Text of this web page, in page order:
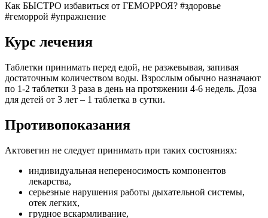
Как БЫСТРО избавиться от ГЕМОРРОЯ? #здоровье
#геморрой #упражнение
Курс лечения
Таблетки принимать перед едой, не разжевывая, запивая
достаточным количеством воды. Взрослым обычно назначают
по 1-2 таблетки 3 раза в день на протяжении 4-6 недель. Доза
для детей от 3 лет – 1 таблетка в сутки.
Противопоказания
Актовегин не следует принимать при таких состояниях:
индивидуальная непереносимость компонентов
лекарства,
серьезные нарушения работы дыхательной системы,
отек легких,
грудное вскармливание,